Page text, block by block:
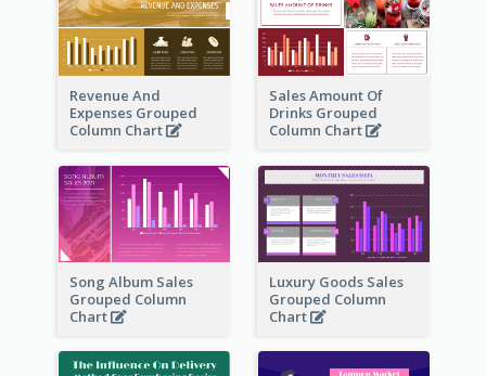
Revenue And
Expenses Grouped
Column Chart
Sales Amount Of
Drinks Grouped
Column Chart
Song Album Sales
Grouped Column
Chart
Luxury Goods Sales
Grouped Column
Chart